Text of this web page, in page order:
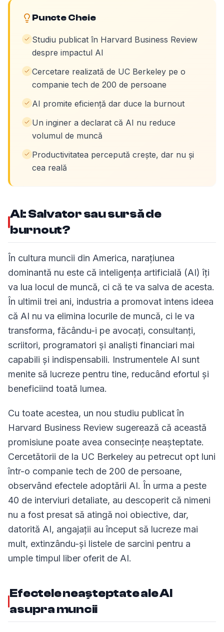
Puncte Cheie
Studiu publicat în Harvard Business Review
despre impactul AI
Cercetare realizată de UC Berkeley pe o
companie tech de 200 de persoane
AI promite eficiență dar duce la burnout
Un inginer a declarat că AI nu reduce
volumul de muncă
Productivitatea percepută crește, dar nu și
cea reală
AI: Salvator sau sursă de
burnout?
În cultura muncii din America, narațiunea
dominantă nu este că inteligența artificială (AI) îți
va lua locul de muncă, ci că te va salva de acesta.
În ultimii trei ani, industria a promovat intens ideea
că AI nu va elimina locurile de muncă, ci le va
transforma, făcându-i pe avocați, consultanți,
scriitori, programatori și analiști financiari mai
capabili și indispensabili. Instrumentele AI sunt
menite să lucreze pentru tine, reducând efortul și
beneficiind toată lumea.
Cu toate acestea, un nou studiu publicat în
Harvard Business Review sugerează că această
promisiune poate avea consecințe neașteptate.
Cercetătorii de la UC Berkeley au petrecut opt luni
într-o companie tech de 200 de persoane,
observând efectele adoptării AI. În urma a peste
40 de interviuri detaliate, au descoperit că nimeni
nu a fost presat să atingă noi obiective, dar,
datorită AI, angajații au început să lucreze mai
mult, extinzându-și listele de sarcini pentru a
umple timpul liber oferit de AI.
Efectele neașteptate ale AI
asupra muncii